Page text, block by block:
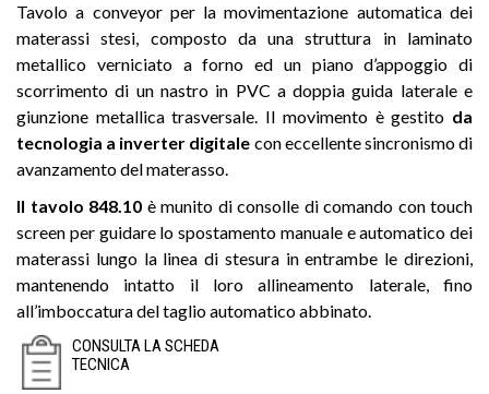
Tavolo a conveyor per la movimentazione automatica dei
materassi stesi, composto da una struttura in laminato
metallico verniciato a forno ed un piano d’appoggio di
scorrimento di un nastro in PVC a doppia guida laterale e
giunzione metallica trasversale. Il movimento è gestito da
tecnologia a inverter digitale con eccellente sincronismo di
avanzamento del materasso.
Il tavolo 848.10 è munito di consolle di comando con touch
screen per guidare lo spostamento manuale e automatico dei
materassi lungo la linea di stesura in entrambe le direzioni,
mantenendo intatto il loro allineamento laterale, fino
all’imboccatura del taglio automatico abbinato.
CONSULTA LA SCHEDA
TECNICA